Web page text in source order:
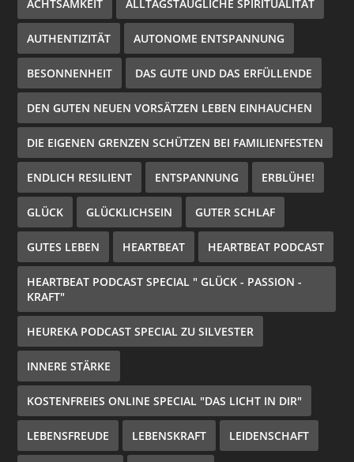
ACHTSAMKEIT ALLTAGSTAUGLICHE SPIRITUALITÄT
AUTHENTIZITÄT AUTONOME ENTSPANNUNG
BESONNENHEIT DAS GUTE UND DAS ERFÜLLENDE
DEN GUTEN NEUEN VORSÄTZEN LEBEN EINHAUCHEN
DIE EIGENEN GRENZEN SCHÜTZEN BEI FAMILIENFESTEN
ENDLICH RESILIENT ENTSPANNUNG ERBLÜHE!
GLÜCK GLÜCKLICHSEIN GUTER SCHLAF
GUTES LEBEN HEARTBEAT HEARTBEAT PODCAST
HEARTBEAT PODCAST SPECIAL " GLÜCK - PASSION -
KRAFT"
HEUREKA PODCAST SPECIAL ZU SILVESTER
INNERE STÄRKE
KOSTENFREIES ONLINE SPECIAL "DAS LICHT IN DIR"
LEBENSFREUDE LEBENSKRAFT LEIDENSCHAFT